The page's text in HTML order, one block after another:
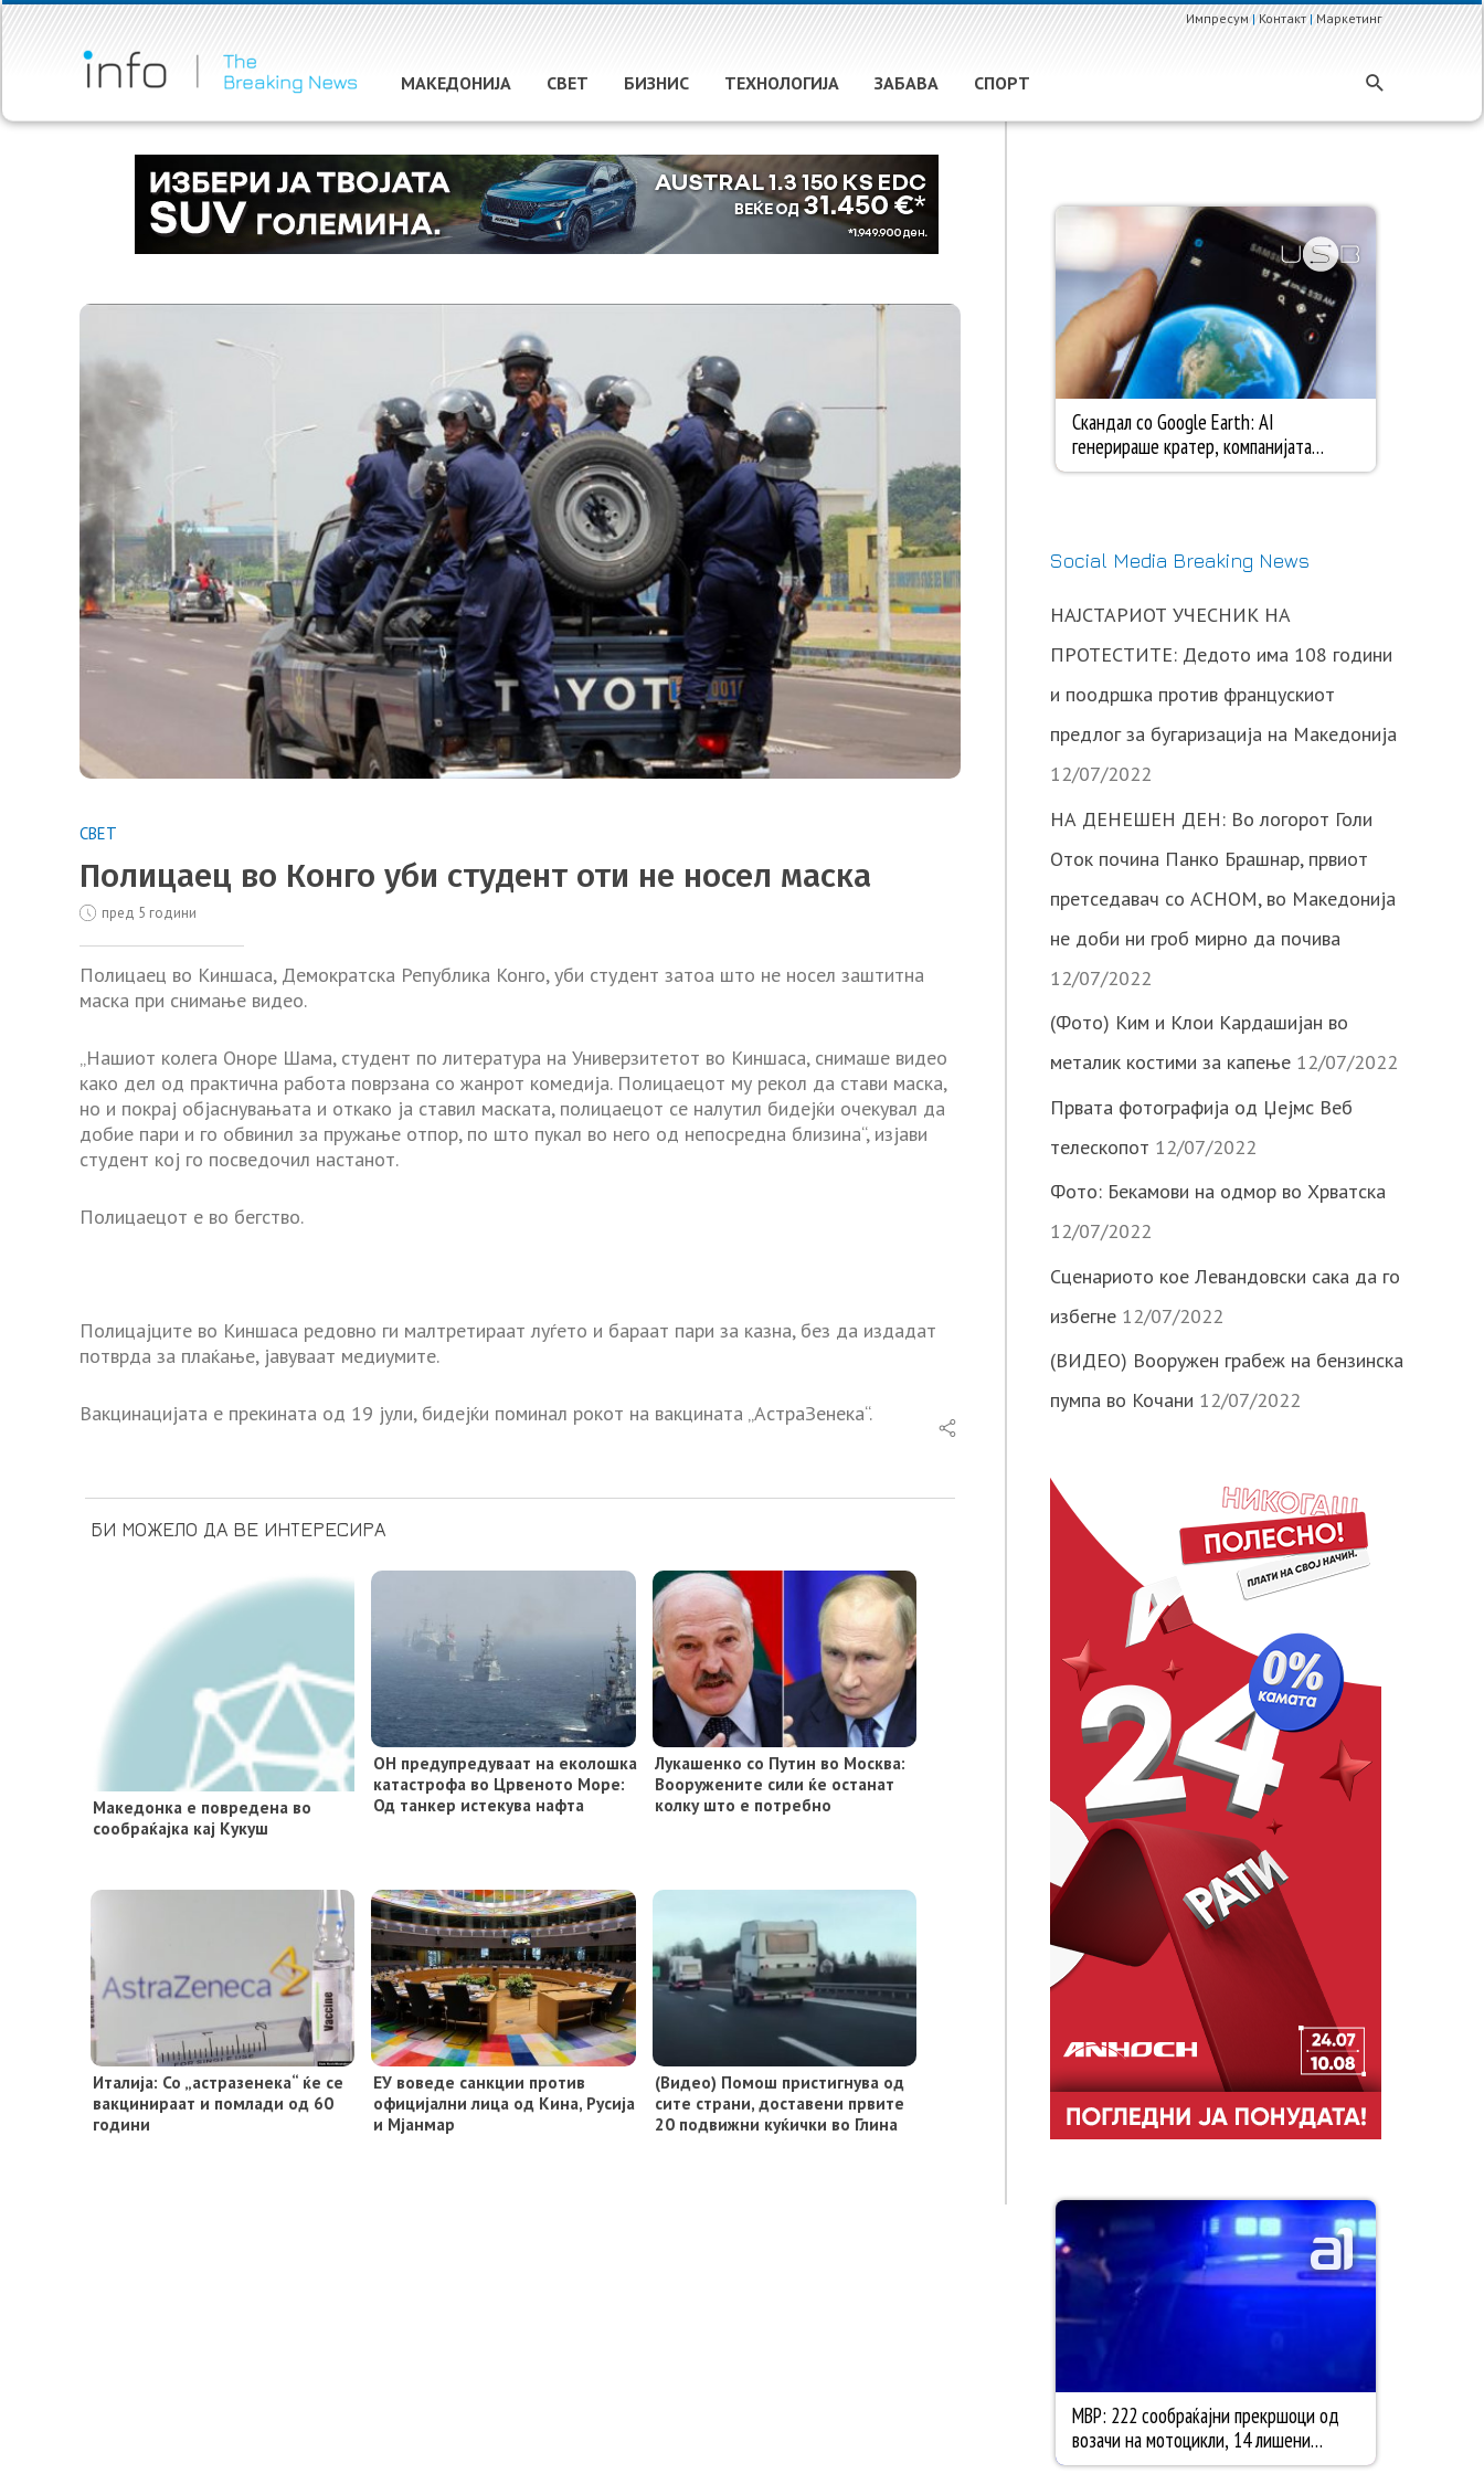
Импресум|Контакт|Маркетинг
МАКЕДОНИЈА СВЕТ БИЗНИС ТЕХНОЛОГИЈА ЗАБАВА СПОРТ
СВЕТ
Полицаец во Конго уби студент оти не носел маска
пред 5 години
Полицаец во Киншаса, Демократска Република Конго, уби студент затоа што не носел заштитна
маска при снимање видео.
„Нашиот колега Оноре Шама, студент по литература на Универзитетот во Киншаса, снимаше видео
како дел од практична работа поврзана со жанрот комедија. Полицаецот му рекол да стави маска,
но и покрај објаснувањата и откако ја ставил маската, полицаецот се налутил бидејќи очекувал да
добие пари и го обвинил за пружање отпор, по што пукал во него од непосредна близина“, изјави
студент кој го посведочил настанот.
Полицаецот е во бегство.
Полицајците во Киншаса редовно ги малтретираат луѓето и бараат пари за казна, без да издадат
потврда за плаќање, јавуваат медиумите.
Вакцинацијата е прекината од 19 јули, бидејќи поминал рокот на вакцината „АстраЗенека“.
БИ МОЖЕЛО ДА ВЕ ИНТЕРЕСИРА
Македонка е повредена во
сообраќајка кај Кукуш
ОН предупредуваат на еколошка
катастрофа во Црвеното Море:
Од танкер истекува нафта
Лукашенко со Путин во Москва:
Вооружените сили ќе останат
колку што е потребно
Италија: Со „астразенека“ ќе се
вакцинираат и помлади од 60
години
ЕУ воведе санкции против
официјални лица од Кина, Русија
и Мјанмар
(Видео) Помош пристигнува од
сите страни, доставени првите
20 подвижни куќички во Глина
Social Media Breaking News
НАЈСТАРИОТ УЧЕСНИК НА
ПРОТЕСТИТЕ: Дедото има 108 години
и поодршка против францускиот
предлог за бугаризација на Македонија
12/07/2022
НА ДЕНЕШЕН ДЕН: Во логорот Голи
Оток почина Панко Брашнар, првиот
претседавач со АСНОМ, во Македонија
не доби ни гроб мирно да почива
12/07/2022
(Фото) Ким и Клои Кардашијан во
металик костими за капење 12/07/2022
Првата фотографија од Џејмс Веб
телескопот 12/07/2022
Фото: Бекамови на одмор во Хрватска
12/07/2022
Сценариото кое Левандовски сака да го
избегне 12/07/2022
(ВИДЕО) Вооружен грабеж на бензинска
пумпа во Кочани 12/07/2022